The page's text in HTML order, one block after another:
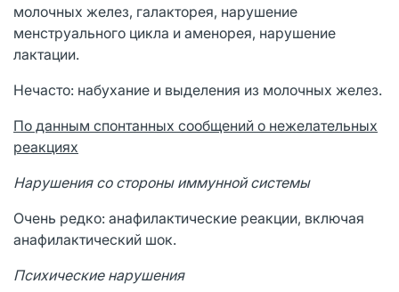
молочных желез, галакторея, нарушение
менструального цикла и аменорея, нарушение
лактации.
Нечасто: набухание и выделения из молочных желез.
По данным спонтанных сообщений о нежелательных
реакциях
Нарушения со стороны иммунной системы
Очень редко: анафилактические реакции, включая
анафилактический шок.
Психические нарушения